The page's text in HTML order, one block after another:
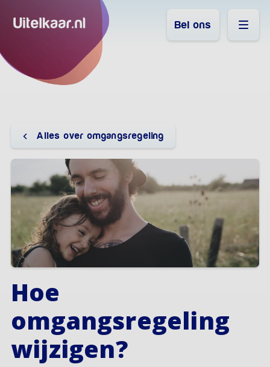
Bel ons
Alles over omgangsregeling
Hoe
omgangsregeling
wijzigen?